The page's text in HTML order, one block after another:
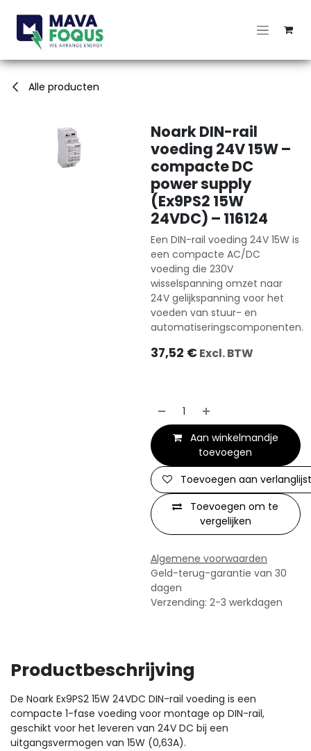
Alle producten
Noark DIN-rail
voeding 24V 15W –
compacte DC
power supply
(Ex9PS2 15W
24VDC) – 116124
Een DIN-rail voeding 24V 15W is
een compacte AC/DC
voeding die 230V
wisselspanning omzet naar
24V gelijkspanning voor het
voeden van stuur- en
automatiseringscomponenten.
37,52 €Excl. BTW
Aan winkelmandje
toevoegen
Toevoegen om te
vergelijken
Toevoegen aan verlanglijst
Algemene voorwaarden
Geld-terug-garantie van 30
dagen
Verzending: 2-3 werkdagen
Productbeschrijving
De Noark Ex9PS2 15W 24VDC DIN-rail voeding is een
compacte 1-fase voeding voor montage op DIN-rail,
geschikt voor het leveren van 24V DC bij een
uitgangsvermogen van 15W (0,63A).